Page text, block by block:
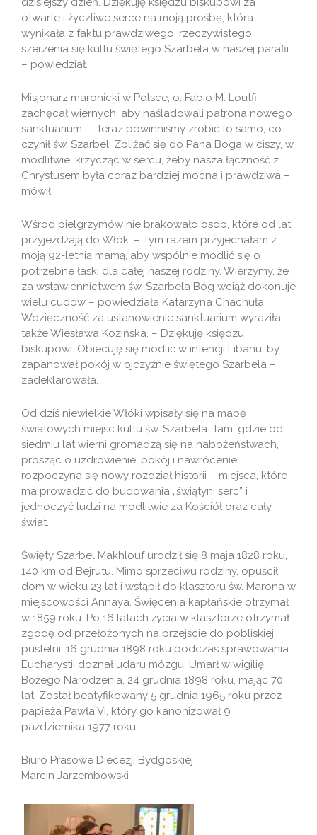
otwarte i życzliwe serce na moją prośbę, która
wynikała z faktu prawdziwego, rzeczywistego
szerzenia się kultu świętego Szarbela w naszej parafii
– powiedział.
Misjonarz maronicki w Polsce, o. Fabio M. Loutfi,
zachęcał wiernych, aby naśladowali patrona nowego
sanktuarium. – Teraz powinniśmy zrobić to samo, co
czynił św. Szarbel. Zbliżać się do Pana Boga w ciszy, w
modlitwie, krzycząc w sercu, żeby nasza łączność z
Chrystusem była coraz bardziej mocna i prawdziwa –
mówił.
Wśród pielgrzymów nie brakowało osób, które od lat
przyjeżdżają do Włók. – Tym razem przyjechałam z
moją 92-letnią mamą, aby wspólnie modlić się o
potrzebne łaski dla całej naszej rodziny. Wierzymy, że
za wstawiennictwem św. Szarbela Bóg wciąż dokonuje
wielu cudów – powiedziała Katarzyna Chachuła.
Wdzięczność za ustanowienie sanktuarium wyraziła
także Wiesława Kozińska. – Dziękuję księdzu
biskupowi. Obiecuję się modlić w intencji Libanu, by
zapanował pokój w ojczyźnie świętego Szarbela –
zadeklarowała.
Od dziś niewielkie Włóki wpisały się na mapę
światowych miejsc kultu św. Szarbela. Tam, gdzie od
siedmiu lat wierni gromadzą się na nabożeństwach,
prosząc o uzdrowienie, pokój i nawrócenie,
rozpoczyna się nowy rozdział historii – miejsca, które
ma prowadzić do budowania „świątyni serc” i
jednoczyć ludzi na modlitwie za Kościół oraz cały
świat.
Święty Szarbel Makhlouf urodził się 8 maja 1828 roku,
140 km od Bejrutu. Mimo sprzeciwu rodziny, opuścił
dom w wieku 23 lat i wstąpił do klasztoru św. Marona w
miejscowości Annaya. Święcenia kapłańskie otrzymał
w 1859 roku. Po 16 latach życia w klasztorze otrzymał
zgodę od przełożonych na przejście do pobliskiej
pustelni. 16 grudnia 1898 roku podczas sprawowania
Eucharystii doznał udaru mózgu. Umarł w wigilię
Bożego Narodzenia, 24 grudnia 1898 roku, mając 70
lat. Został beatyfikowany 5 grudnia 1965 roku przez
papieża Pawła VI, który go kanonizował 9
października 1977 roku.
Biuro Prasowe Diecezji Bydgoskiej
Marcin Jarzembowski